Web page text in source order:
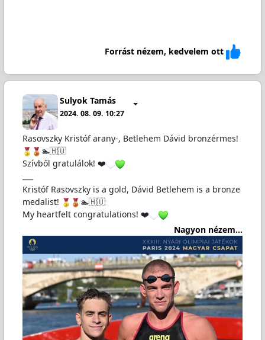
Forrást nézem, kedvelem ott
Sulyok Tamás
2024. 08. 09. 10:27
Rasovszky Kristóf arany-, Betlehem Dávid bronzérmes!
🏊🇭🇺
Szívből gratulálok! ❤️
Kristóf Rasovszky is a gold, Dávid Betlehem is a bronze
medalist!
🏊🇭🇺
My heartfelt congratulations! ❤️
Nagyon nézem...